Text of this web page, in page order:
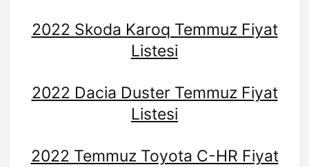
2022 Skoda Karoq Temmuz Fiyat
Listesi
2022 Dacia Duster Temmuz Fiyat
Listesi
2022 Temmuz Toyota C-HR Fiyat